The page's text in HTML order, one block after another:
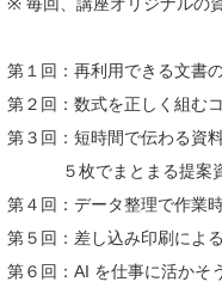
第１回：再利用できる文書
第２回：数式を正しく組む
第３回：短時間で伝わる資
５枚でまとまる提案
第４回：データ整理で作業
第５回：差し込み印刷によ
第６回：AI を仕事に活かそ